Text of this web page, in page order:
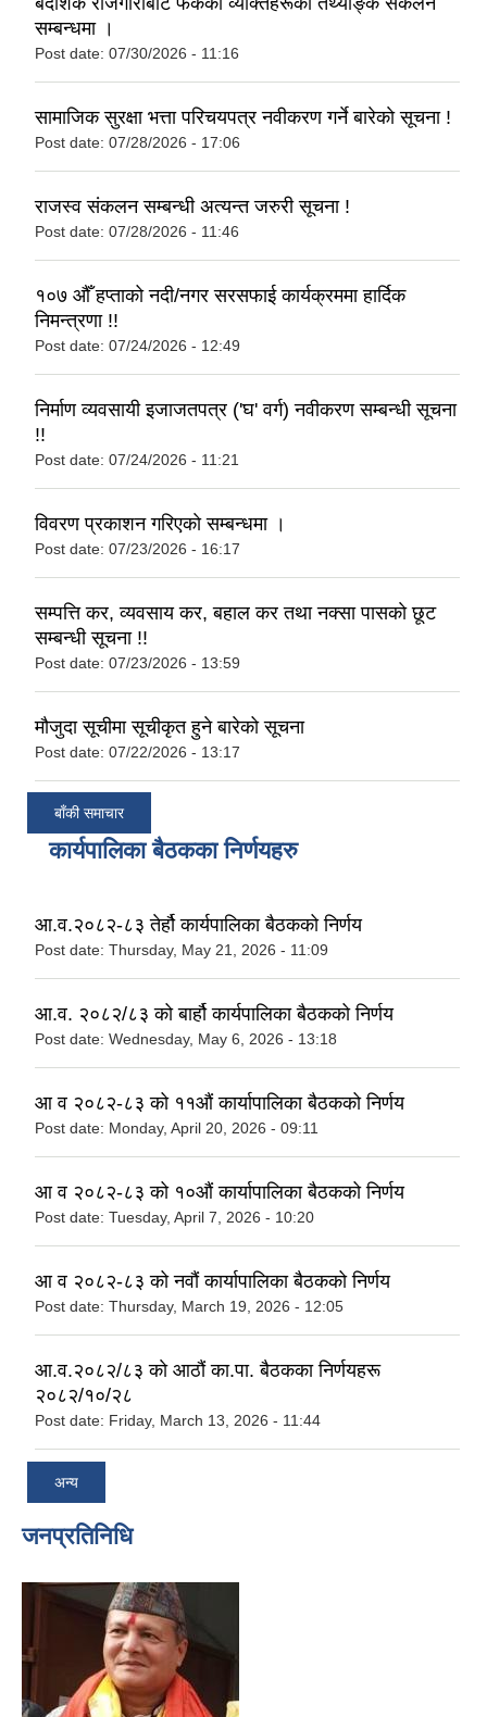
सम्बन्धमा ।
Post date: 07/30/2026 - 11:16
सामाजिक सुरक्षा भत्ता परिचयपत्र नवीकरण गर्ने बारेकाे सूचना !
Post date: 07/28/2026 - 17:06
राजस्व संकलन सम्बन्धी अत्यन्त जरुरी सूचना !
Post date: 07/28/2026 - 11:46
१०७ औँ हप्ताको नदी/नगर सरसफाई कार्यक्रममा हार्दिक
निमन्त्रणा !!
Post date: 07/24/2026 - 12:49
निर्माण व्यवसायी इजाजतपत्र ('घ' वर्ग) नवीकरण सम्बन्धी सूचना
!!
Post date: 07/24/2026 - 11:21
विवरण प्रकाशन गरिएकाे सम्बन्धमा ।
Post date: 07/23/2026 - 16:17
सम्पत्ति कर, व्यवसाय कर, बहाल कर तथा नक्सा पासकाे छूट
सम्बन्धी सूचना !!
Post date: 07/23/2026 - 13:59
मौजुदा सूचीमा सूचीकृत हुने बारेको सूचना
Post date: 07/22/2026 - 13:17
बाँकी समाचार
कार्यपालिका बैठकका निर्णयहरु
आ.व.२०८२-८३ तेर्हौ कार्यपालिका बैठकको निर्णय
Post date: Thursday, May 21, 2026 - 11:09
आ.व. २०८२/८३ को बार्हौ कार्यपालिका बैठकको निर्णय
Post date: Wednesday, May 6, 2026 - 13:18
आ व २०८२-८३ को ११औं कार्यापालिका बैठकको निर्णय
Post date: Monday, April 20, 2026 - 09:11
आ व २०८२-८३ को १०औं कार्यापालिका बैठकको निर्णय
Post date: Tuesday, April 7, 2026 - 10:20
आ व २०८२-८३ को नवौं कार्यापालिका बैठकको निर्णय
Post date: Thursday, March 19, 2026 - 12:05
आ.व.२०८२/८३ काे आठौं का.पा. बैठकका निर्णयहरू
२०८२/१०/२८
Post date: Friday, March 13, 2026 - 11:44
अन्य
जनप्रतिनिधि